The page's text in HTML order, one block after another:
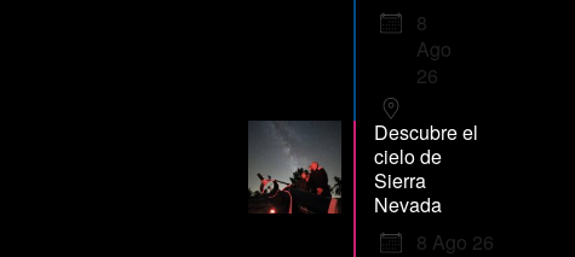
8
Ago
26
Descubre el
cielo de
Sierra
Nevada
8 Ago 26